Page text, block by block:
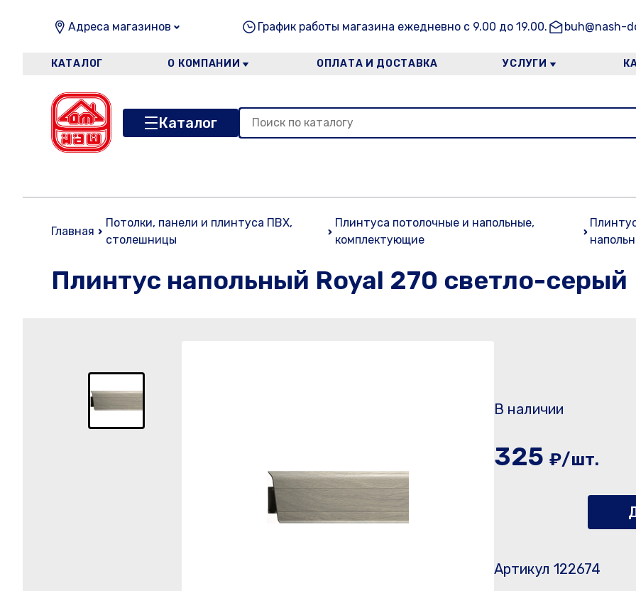
Адреса магазинов График работы магазина ежедневно с 9.00 до 19.00. buh@nash-
КАТАЛОГ О КОМПАНИИ ОПЛАТА И ДОСТАВКА УСЛУГИ
Каталог
Главная
Потолки, панели и плинтуса ПВХ,
столешницы
Плинтуса потолочные и напольные,
комплектующие
Плинтус напольный Royal 270 светло-серый
В наличии
325 ₽/шт.
Артикул 122674